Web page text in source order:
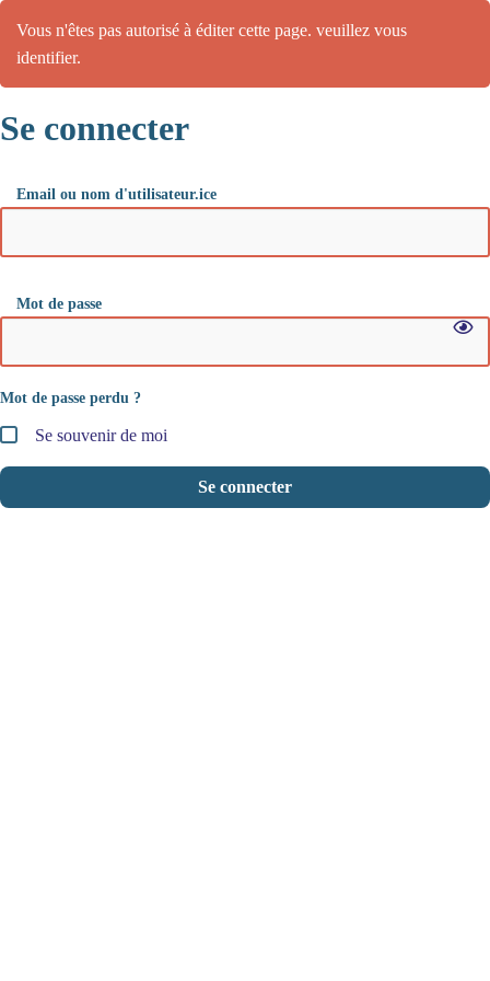
Vous n'êtes pas autorisé à éditer cette page. veuillez vous
identifier.
Se connecter
Email ou nom d'utilisateur.ice
Mot de passe
Mot de passe perdu ?
Se souvenir de moi
Se connecter